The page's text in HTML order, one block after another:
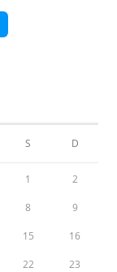
S D
1 2
8 9
15 16
22 23